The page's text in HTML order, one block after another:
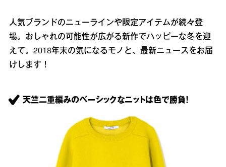
人気ブランドのニューラインや限定アイテムが続々登
場。おしゃれの可能性が広がる新作でハッピーな冬を迎
えて。2018年末の気になるモノと、最新ニュースをお届
けします！
天竺二重編みのベーシックなニットは色で勝負！